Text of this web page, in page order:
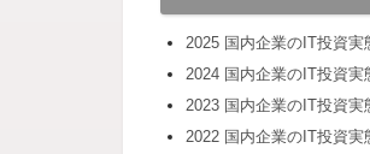
2025 国内企業のIT投資実
2024 国内企業のIT投資実
2023 国内企業のIT投資実
2022 国内企業のIT投資実